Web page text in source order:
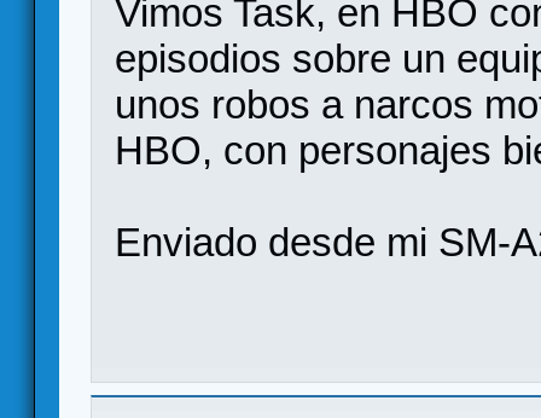
Vimos Task, en HBO
episodios sobre un
unos robos a narcos
HBO, con personajes
Enviado desde mi SM-